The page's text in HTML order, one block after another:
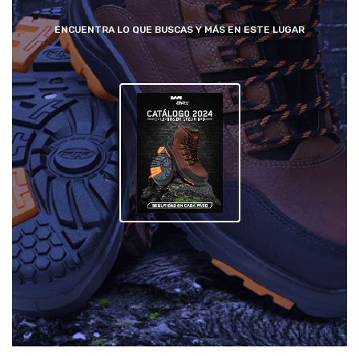
ENCUENTRA LO QUE BUSCAS Y MÁS EN ESTE LUGAR